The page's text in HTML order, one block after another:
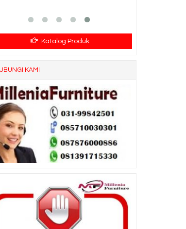
Katalog Produk
KAMI